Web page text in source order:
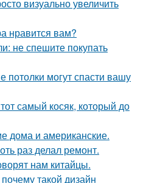
визуально увеличить
нравится вам?
не спешите покупать
потолки могут спасти вашу
самый косяк, который до
дома и американские.
раз делал ремонт.
нам китайцы.
такой дизайн